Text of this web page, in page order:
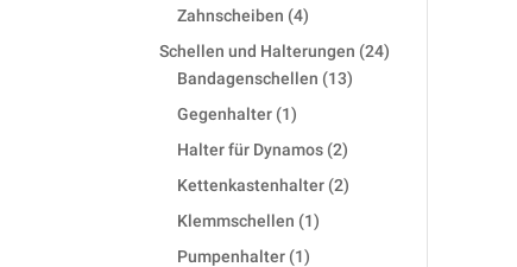
Zahnscheiben 44
products
Schellen und Halterungen 2424
Bandagenschellen 1313
Gegenhalter 11
product
Halter für Dynamos 22
products
Kettenkastenhalter 22
Klemmschellen 11
Pumpenhalter 11